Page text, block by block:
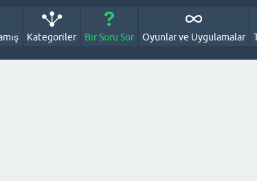
Kategoriler Bir Soru Sor Oyunlar ve Uygulamalar